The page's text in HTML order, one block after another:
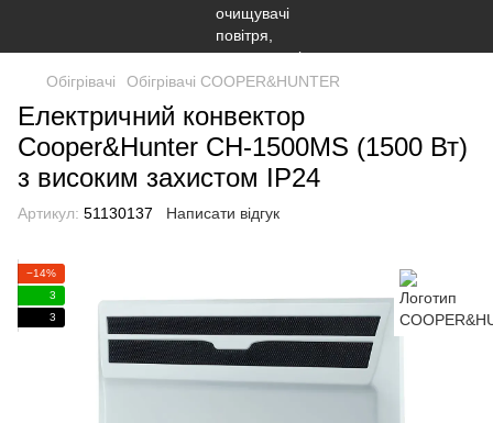
Обігрівачі Обігрівачі COOPER&HUNTER
Електричний конвектор
Cooper&Hunter CH-1500MS (1500 Вт)
з високим захистом IP24
Артикул: 51130137 Написати відгук
−14%
3
3